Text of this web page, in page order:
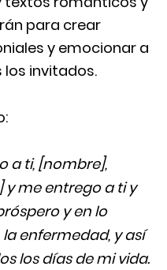
para crear
y emocionar a
invitados.
a ti, [nombre],
me entrego a ti y
y en lo
enfermedad, y así
los días de mi vida.